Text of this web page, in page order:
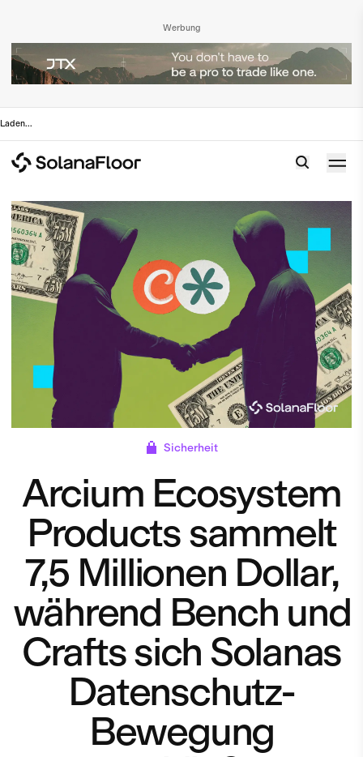
Werbung
Laden...
Sicherheit
Arcium Ecosystem
Products sammelt
7,5 Millionen Dollar,
während Bench und
Crafts sich Solanas
Datenschutz-
Bewegung